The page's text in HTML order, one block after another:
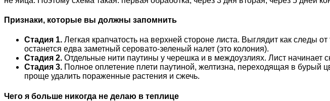
Признаки, которые вы должны запомнить
Стадия 1. Легкая крапчатость на верхней стороне листа. Выглядит как следы
останется едва заметный серовато-зеленый налет (это колония).
Стадия 2. Отдельные нити паутины у черешка и в междоузлиях. Лист начинает
Стадия 3. Полное оплетение плети паутиной, желтизна, переходящая в бурый
проще удалить пораженные растения и сжечь.
Чего я больше никогда не делаю в теплице